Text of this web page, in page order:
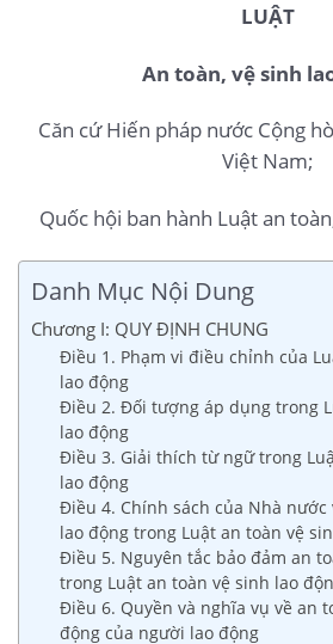
LUẬT
An toàn, vệ sinh
Căn cứ Hiến pháp nước Cộng
Việt Nam;
Quốc hội ban hành Luật an
Danh Mục Nội Dung
Chương I: QUY ĐỊNH CHUNG
Điều 1. Phạm vi điều chỉnh của
lao động
Điều 2. Đối tượng áp dụng trong
lao động
Điều 3. Giải thích từ ngữ trong
lao động
Điều 4. Chính sách của Nhà nước
lao động trong Luật an toàn vệ
Điều 5. Nguyên tắc bảo đảm an
trong Luật an toàn vệ sinh lao
Điều 6. Quyền và nghĩa vụ về an
động của người lao động